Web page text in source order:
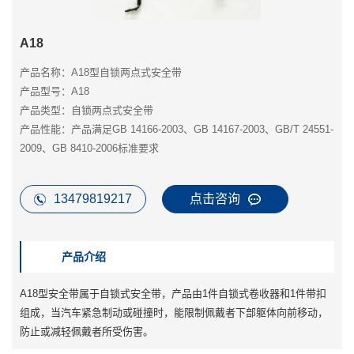
A18
产品名称：A18型自锁两点式安全带
产品型号：A18
产品类型：自锁两点式安全带
产品性能：产品满足GB 14166-2003、GB 14167-2003、GB/T 24551-
2009、GB 8410-2006标准要求
13479819217 点击咨询
产品介绍
A18型安全带属于自锁式安全带，产品由1件自锁式卷收器和1件带扣
组成，当汽车紧急制动或碰撞时，能限制佩戴者下部躯体向前移动，
防止或减轻佩戴者所受伤害。